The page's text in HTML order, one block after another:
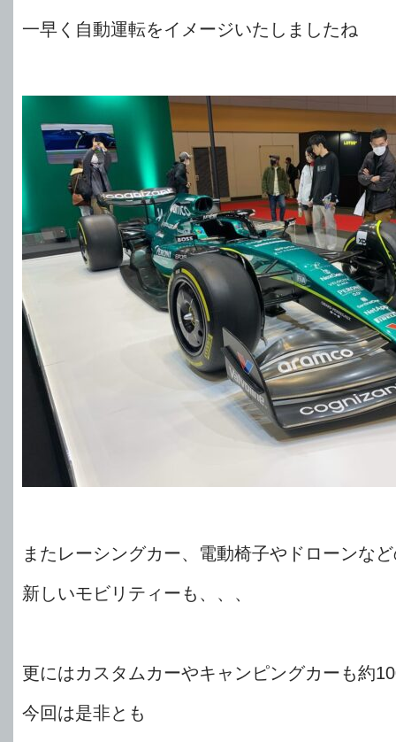
一早く自動運転をイメージいたしましたね
またレーシングカー、電動椅子やドローンな
新しいモビリティーも、、、
更にはカスタムカーやキャンピングカーも約
今回は是非とも